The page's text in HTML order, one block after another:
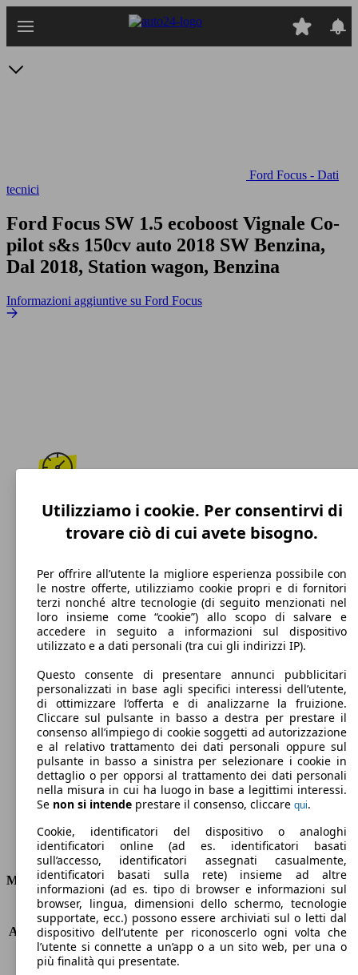
Ford Focus - Dati
tecnici
Ford Focus SW 1.5 ecoboost Vignale Co-
pilot s&s 150cv auto 2018 SW Benzina,
Dal 2018, Station wagon, Benzina
Informazioni aggiuntive su Ford Focus
206 km/h
Velocità massima
Benzina
Carburante
136 g/km
Emissioni di CO2 (combinato)*
Consumi
Motore e Prestazioni
KW (PS)
110 kW (150 PS)
Accelerazione (0-100 km/h)
9.1s
Velocità massima (km/h)
206 km/h
Numero di marce
8
Utilizziamo i cookie. Per consentirvi di
trovare ciò di cui avete bisogno.
Per offrire all’utente la migliore esperienza possibile con
le nostre offerte, utilizziamo cookie propri e di fornitori
terzi nonché altre tecnologie (di seguito menzionati nel
loro insieme come “cookie”) allo scopo di salvare e
accedere in seguito a informazioni sul dispositivo
utilizzato e a dati personali (tra cui gli indirizzi IP).
Questo consente di presentare annunci pubblicitari
personalizzati in base agli specifici interessi dell’utente,
di ottimizzare l’offerta e di analizzarne la fruizione.
Cliccare sul pulsante in basso a destra per prestare il
consenso all’impiego di cookie soggetti ad autorizzazione
e al relativo trattamento dei dati personali oppure sul
pulsante in basso a sinistra per selezionare i cookie in
dettaglio o per opporsi al trattamento dei dati personali
nella misura in cui ha luogo in base a legittimi interessi.
Se non si intende prestare il consenso, cliccare qui.
Cookie, identificatori del dispositivo o analoghi
identificatori online (ad es. identificatori basati
sull’accesso, identificatori assegnati casualmente,
identificatori basati sulla rete) insieme ad altre
informazioni (ad es. tipo di browser e informazioni sul
browser, lingua, dimensioni dello schermo, tecnologie
supportate, ecc.) possono essere archiviati sul o letti dal
dispositivo dell’utente per riconoscerlo ogni volta che
l’utente si connette a un’app o a un sito web, per una o
più finalità qui presentate.